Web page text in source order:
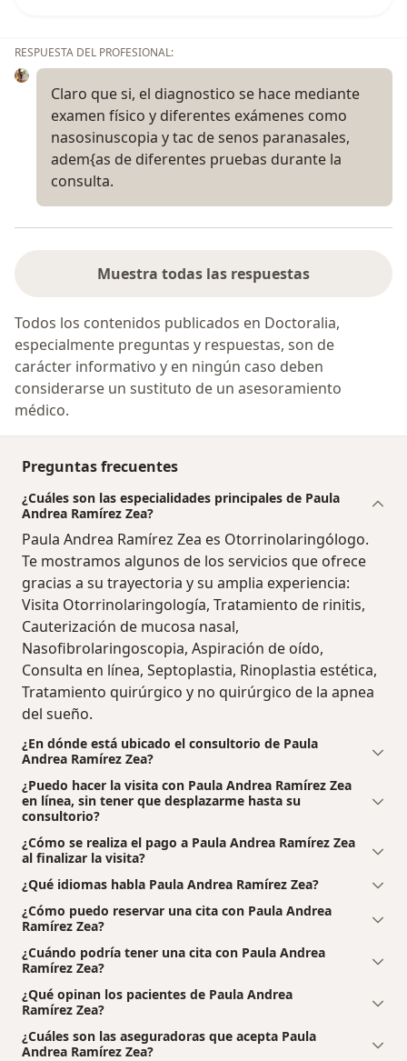
RESPUESTA DEL PROFESIONAL:
Claro que si, el diagnostico se hace mediante
examen físico y diferentes exámenes como
nasosinuscopia y tac de senos paranasales,
adem{as de diferentes pruebas durante la
consulta.
Muestra todas las respuestas
Todos los contenidos publicados en Doctoralia,
especialmente preguntas y respuestas, son de
carácter informativo y en ningún caso deben
considerarse un sustituto de un asesoramiento
médico.
Preguntas frecuentes
¿Cuáles son las especialidades principales de Paula
Andrea Ramírez Zea?
Paula Andrea Ramírez Zea es Otorrinolaringólogo.
Te mostramos algunos de los servicios que ofrece
gracias a su trayectoria y su amplia experiencia:
Visita Otorrinolaringología, Tratamiento de rinitis,
Cauterización de mucosa nasal,
Nasofibrolaringoscopia, Aspiración de oído,
Consulta en línea, Septoplastia, Rinoplastia estética,
Tratamiento quirúrgico y no quirúrgico de la apnea
del sueño.
¿En dónde está ubicado el consultorio de Paula
Andrea Ramírez Zea?
¿Puedo hacer la visita con Paula Andrea Ramírez Zea
en línea, sin tener que desplazarme hasta su
consultorio?
¿Cómo se realiza el pago a Paula Andrea Ramírez Zea
al finalizar la visita?
¿Qué idiomas habla Paula Andrea Ramírez Zea?
¿Cómo puedo reservar una cita con Paula Andrea
Ramírez Zea?
¿Cuándo podría tener una cita con Paula Andrea
Ramírez Zea?
¿Qué opinan los pacientes de Paula Andrea
Ramírez Zea?
¿Cuáles son las aseguradoras que acepta Paula
Andrea Ramírez Zea?